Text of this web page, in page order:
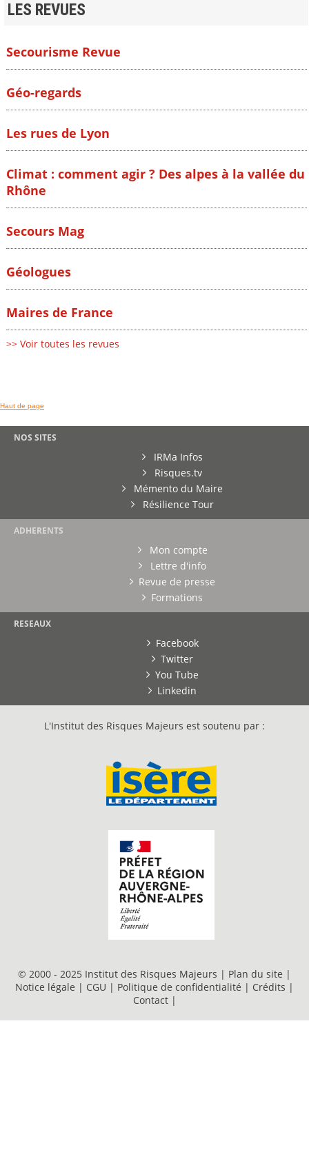
LES REVUES
Secourisme Revue
Géo-regards
Les rues de Lyon
Climat : comment agir ? Des alpes à la vallée du
Rhône
Secours Mag
Géologues
Maires de France
>> Voir toutes les revues
Haut de page
NOS SITES
IRMa Infos
Risques.tv
Mémento du Maire
Résilience Tour
ADHERENTS
Mon compte
Lettre d'info
Revue de presse
Formations
RESEAUX
Facebook
Twitter
You Tube
Linkedin
L'Institut des Risques Majeurs est soutenu par :
© 2000 - 2025 Institut des Risques Majeurs | Plan du site |
Notice légale | CGU | Politique de confidentialité | Crédits |
Contact |